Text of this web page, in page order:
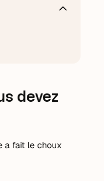
devez
a fait le choux